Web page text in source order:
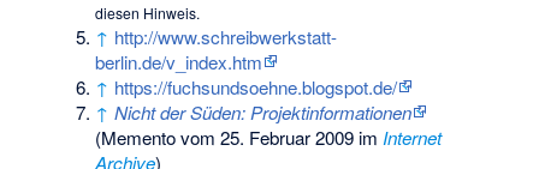
diesen Hinweis.
↑ http://www.schreibwerkstatt-
berlin.de/v_index.htm
↑ https://fuchsundsoehne.blogspot.de/
↑ Nicht der Süden: Projektinformationen
(Mementovom 25. Februar 2009 im Internet
Archive)